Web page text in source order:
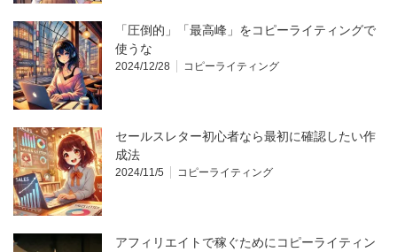
「圧倒的」「最高峰」をコピーライティングで
使うな
2024/12/28 コピーライティング
セールスレター初心者なら最初に確認したい作
成法
2024/11/5 コピーライティング
アフィリエイトで稼ぐためにコピーライティン